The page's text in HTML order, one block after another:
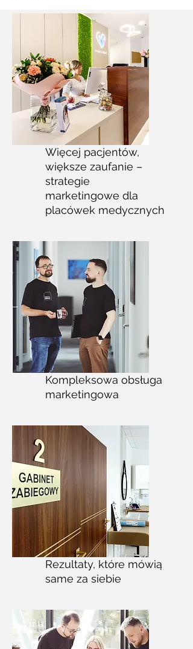
Więcej pacjentów,
większe zaufanie –
strategie
marketingowe dla
placówek medycznych
Kompleksowa obsługa
marketingowa
Rezultaty, które mówią
same za siebie